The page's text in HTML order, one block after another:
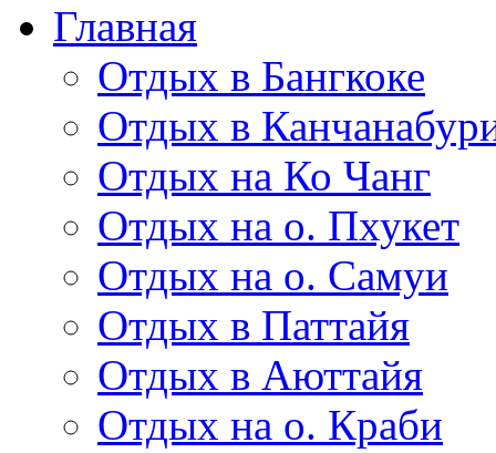
Главная
Отдых в Бангкоке
Отдых в
Отдых на Ко Чанг
Отдых на о. Пхукет
Отдых на о. Самуи
Отдых в Паттайя
Отдых в Аюттайя
Отдых на о. Краби